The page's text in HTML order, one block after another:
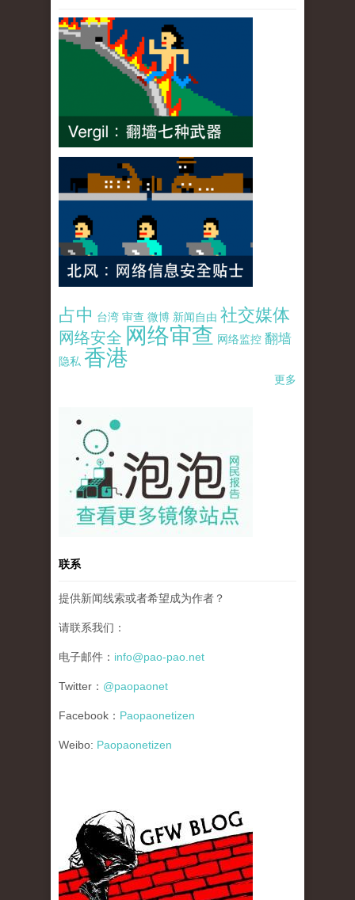
占中 台湾 审查 微博 新闻自由 社交媒体
网络安全 网络审查 网络监控 翻墙
隐私 香港
更多
pao-pao-banner-mirror-site-120814.jpg
联系
提供新闻线索或者希望成为作者？
请联系我们：
电子邮件： info@pao-pao.net
Twitter： @paopaonet
Facebook： Paopaonetizen
Weibo: Paopaonetizen
gfw_blog_small.jpg